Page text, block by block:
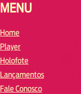
MENU
Home
Player
Holofote
Lançamentos
Fale Conosco